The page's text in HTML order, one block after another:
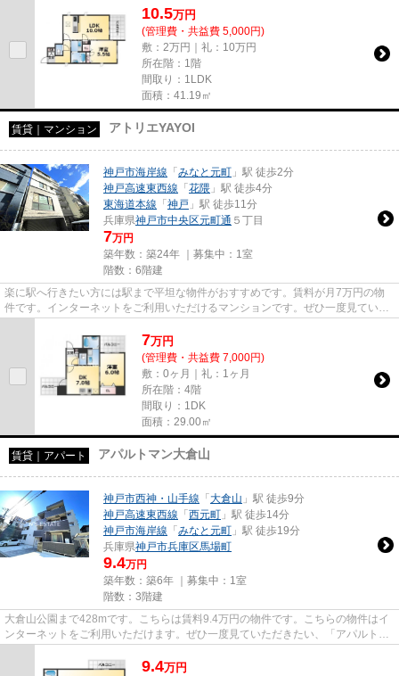
10.5万円
(管理費・共益費 5,000円)
敷：2万円｜礼：10万円
所在階：1階
間取り：1LDK
面積：41.19㎡
賃貸｜マンション アトリエYAYOI
神戸市海岸線 「 みなと元町 」駅 徒歩2分
神戸高速東西線 「 花隈 」駅 徒歩4分
東海道本線 「 神戸 」駅 徒歩11分
兵庫県神戸市中央区元町通 ５丁目
7万円
築年数：築24年 ｜募集中： 1室
階数：6階建
楽に駅へ行きたい方には駅まで平坦な物件がおすすめです。賃料が月7万円の物
件です。インターネットをご利用いただけるマンションです。ぜひ一度見ていた
7万円
(管理費・共益費 7,000円)
敷：0ヶ月｜礼：1ヶ月
所在階：4階
間取り：1DK
面積：29.00㎡
賃貸｜アパート アパルトマン大倉山
神戸市西神・山手線 「 大倉山 」駅 徒歩9分
神戸高速東西線 「 西元町 」駅 徒歩14分
神戸市海岸線 「 みなと元町 」駅 徒歩19分
兵庫県神戸市兵庫区馬場町
9.4万円
築年数：築6年 ｜募集中： 1室
階数：3階建
大倉山公園まで428mです。こちらは賃料9.4万円の物件です。こちらの物件はイ
ンターネットをご利用いただけます。ぜひ一度見ていただきたい、「アパルトマ
9.4万円